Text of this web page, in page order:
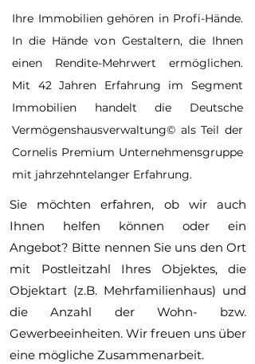
Ihre Immobilien gehören in Profi-Hände.
In die Hände von Gestaltern, die Ihnen
einen Rendite-Mehrwert ermöglichen.
Mit 42 Jahren Erfahrung im Segment
Immobilien handelt die Deutsche
Vermögenshausverwaltung© als Teil der
Cornelis Premium Unternehmensgruppe
mit jahrzehntelanger Erfahrung.
Sie möchten erfahren, ob wir auch
Ihnen helfen können oder ein
Angebot? Bitte nennen Sie uns den Ort
mit Postleitzahl Ihres Objektes, die
Objektart (z.B. Mehrfamilienhaus) und
die Anzahl der Wohn- bzw.
Gewerbeeinheiten. Wir freuen uns über
eine mögliche Zusammenarbeit.